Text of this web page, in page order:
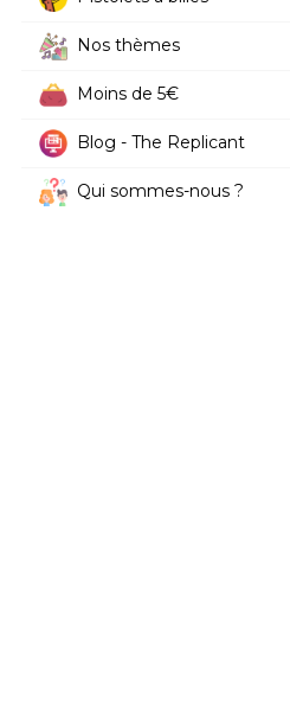
Nos thèmes
Moins de 5€
Blog - The Replicant
Qui sommes-nous ?